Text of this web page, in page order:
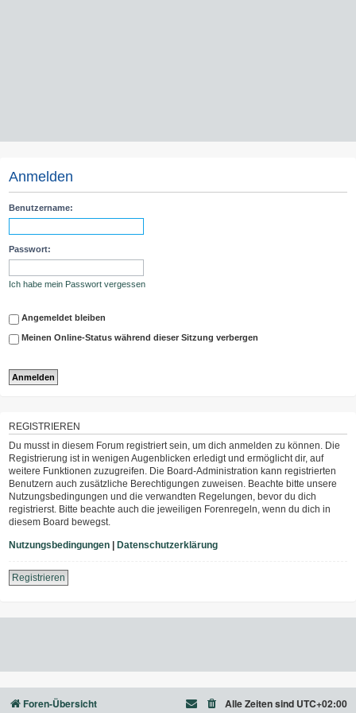
Anmelden
Benutzername:
Passwort:
Ich habe mein Passwort vergessen
Angemeldet bleiben
Meinen Online-Status während dieser Sitzung verbergen
REGISTRIEREN
Du musst in diesem Forum registriert sein, um dich anmelden zu können. Die
Registrierung ist in wenigen Augenblicken erledigt und ermöglicht dir, auf
weitere Funktionen zuzugreifen. Die Board-Administration kann registrierten
Benutzern auch zusätzliche Berechtigungen zuweisen. Beachte bitte unsere
Nutzungsbedingungen und die verwandten Regelungen, bevor du dich
registrierst. Bitte beachte auch die jeweiligen Forenregeln, wenn du dich in
diesem Board bewegst.
Nutzungsbedingungen | Datenschutzerklärung
Registrieren
Foren-Übersicht Alle Zeiten sind UTC+02:00